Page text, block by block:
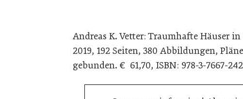
Andreas K. Vetter: Traumhafte Häuser
2019, 192 Seiten, 380 Abbildungen,
gebunden. € 61,70, ISBN: 978-3-7667-